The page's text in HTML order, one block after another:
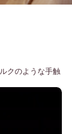
クのような手触